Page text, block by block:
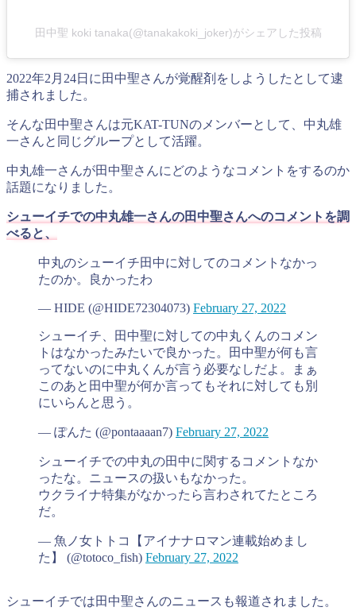
田中聖 koki tanaka(@tanakakoki_joker)がシェアした投稿
2022年2月24日に田中聖さんが覚醒剤をしようしたとして逮
捕されました。
そんな田中聖さんは元KAT-TUNのメンバーとして、中丸雄
一さんと同じグループとして活躍。
中丸雄一さんが田中聖さんにどのようなコメントをするのか
話題になりました。
シューイチでの中丸雄一さんの田中聖さんへのコメントを調
べると、
中丸のシューイチ田中に対してのコメントなかっ
たのか。良かったわ
— HIDE (@HIDE72304073) February 27, 2022
シューイチ、田中聖に対しての中丸くんのコメン
トはなかったみたいで良かった。田中聖が何も言
ってないのに中丸くんが言う必要なしだよ。まぁ
このあと田中聖が何か言ってもそれに対しても別
にいらんと思う。
— ぽんた (@pontaaaan7) February 27, 2022
シューイチでの中丸の田中に関するコメントなか
ったな。ニュースの扱いもなかった。
ウクライナ特集がなかったら言わされてたところ
だ。
— 魚ノ女トトコ【アイナナロマン連載始めまし
た】 (@totoco_fish) February 27, 2022
シューイチでは田中聖さんのニュースも報道されました。